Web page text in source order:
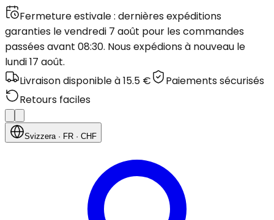
Fermeture estivale : dernières expéditions
garanties le vendredi 7 août pour les commandes
passées avant 08:30. Nous expédions à nouveau le
lundi 17 août.
Livraison disponible à 15.5 €
Paiements sécurisés
Retours faciles
Svizzera· FR · CHF